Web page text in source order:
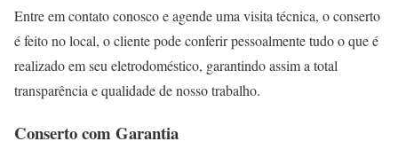
Entre em contato conosco e agende uma visita técnica, o conserto
é feito no local, o cliente pode conferir pessoalmente tudo o que é
realizado em seu eletrodoméstico, garantindo assim a total
transparência e qualidade de nosso trabalho.
Conserto com Garantia